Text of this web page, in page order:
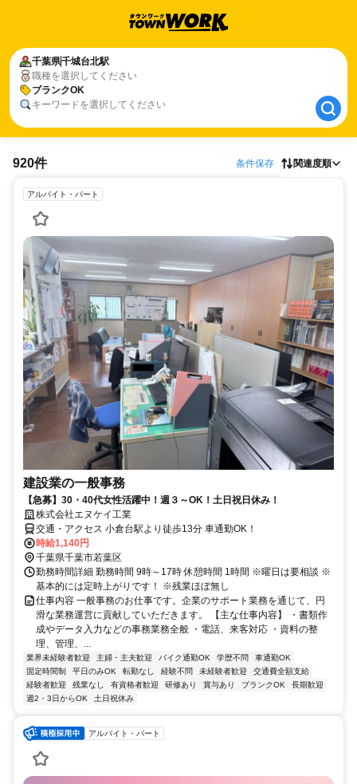
千葉県千城台北駅
職種を選択してください
ブランクOK
キーワードを選択してください
千葉県千城台北駅
ブランクOK
920件 条件保存 関連度順
アルバイト・パート
建設業の一般事務
【急募】30・40代女性活躍中！週３～OK！土日祝日休み！
株式会社エヌケイ工業
交通・アクセス 小倉台駅より徒歩13分 車通勤OK！
時給1,140円
千葉県千葉市若葉区
勤務時間詳細 勤務時間 9時～17時 休憩時間 1時間 ※曜日は要相談 ※
基本的には定時上がりです！ ※残業ほぼ無し
仕事内容 一般事務のお仕事です。企業のサポート業務を通じて、円
滑な業務運営に貢献していただきます。 【主な仕事内容】 ・書類作
成やデータ入力などの事務業務全般 ・電話、来客対応 ・資料の整
理、管理、...
業界未経験者歓迎 主婦・主夫歓迎 バイク通勤OK 学歴不問
車通勤OK
固定時間制
平日のみOK 転勤なし 経験不問 未経験者歓迎
交通費全額支給
経験者歓迎
残業なし 有資格者歓迎 研修あり 賞与あり ブランクOK
長期歓迎
週2・3日からOK
土日祝休み
アルバイト・パート